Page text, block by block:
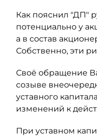
Как пояснил "ДП"
потенциально у
а в состав
Собственно, эти
Своё обращение
созыве
уставного
изменений к
При уставном